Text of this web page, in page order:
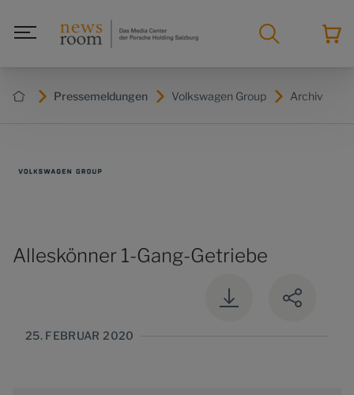
Pressemeldungen Volkswagen Group Archiv
Alleskönner 1-Gang-Getriebe
25. FEBRUAR 2020